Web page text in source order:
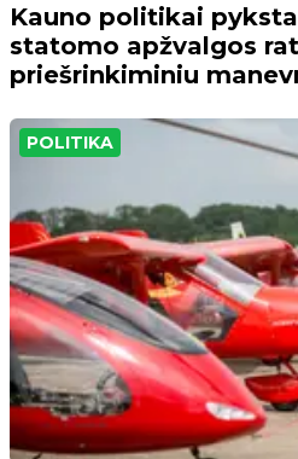
Kauno politikai
statomo apžvalgos
priešrinkiminiu
POLITIKA